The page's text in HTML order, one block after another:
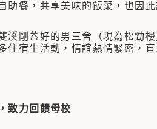
助餐，共享美味的飯菜，也因
剛蓋好的男三舍（現為松勁樓
住宿生活動，情誼熱情緊密，
致力回饋母校